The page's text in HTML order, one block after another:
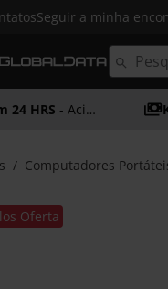
Seguir a minha
24 HRS - Acima dos 50€
Computadores
Oferta